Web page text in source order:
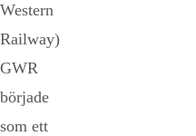
Western
Railway)
GWR
började
som ett